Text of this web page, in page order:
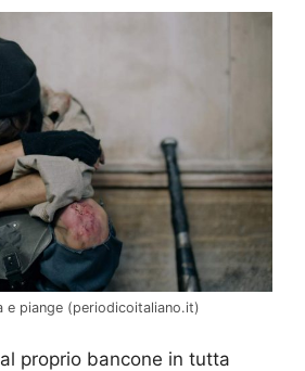
e piange (periodicoitaliano.it)
proprio bancone in tutta